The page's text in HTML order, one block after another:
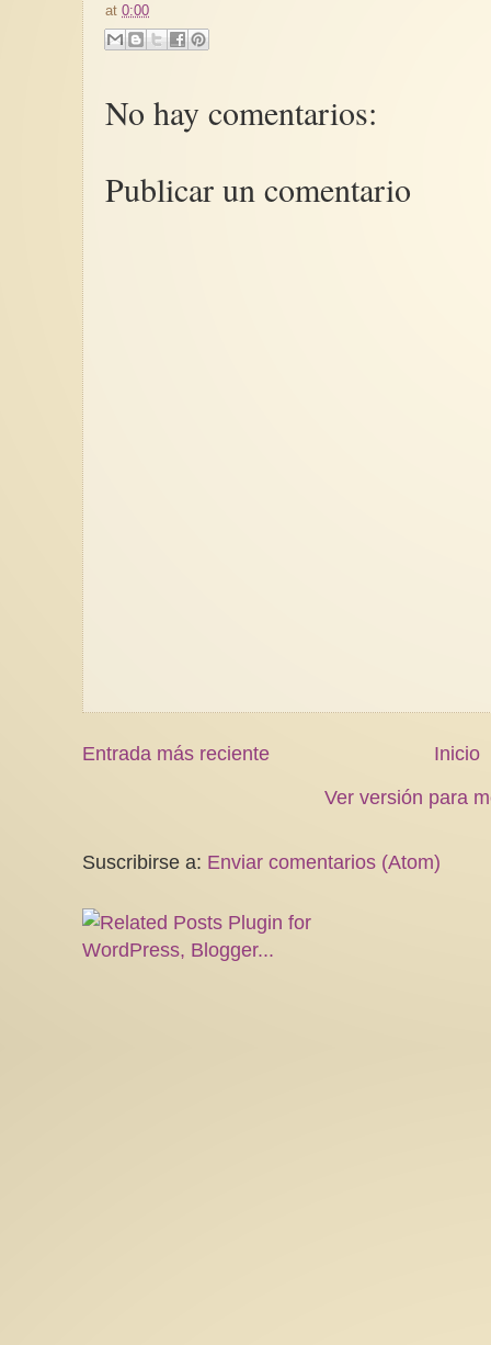
at 0:00
No hay comentarios:
Publicar un comentario
Entrada más reciente
Inicio
Ver versión para
Suscribirse a: Enviar comentarios (Atom)